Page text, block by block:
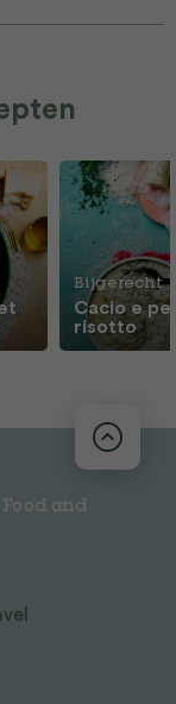
Bijgerecht
Cacio e
risotto
and